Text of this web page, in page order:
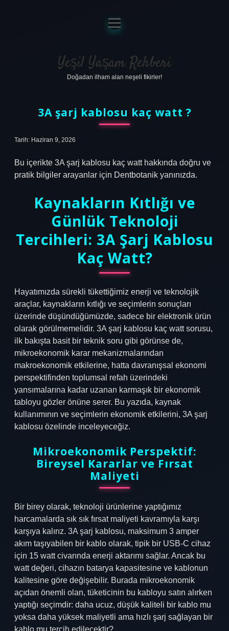
Anasayfa
Gizlilik Politikası
Yasal Uyarı
menüyü
aç
Yeşil Yaşam Rehberi
Doğadan ilham alan neşeli fikirler!
3A şarj kablosu kaç watt ?
Tarih: Haziran 9, 2026
Bu içerikte 3A şarj kablosu kaç watt hakkında doğru ve
pratik bilgiler arayanlar için Dentbotanik yanınızda.
Kaynakların Kıtlığı ve
Günlük Teknoloji
Tercihleri: 3A Şarj Kablosu
Kaç Watt?
Hayatımızda sürekli tükettiğimiz enerji ve teknolojik
araçlar, kaynakların kıtlığı ve seçimlerin sonuçları
üzerinde düşündüğümüzde, sadece bir elektronik ürün
olarak görülmemelidir. 3A şarj kablosu kaç watt sorusu,
ilk bakışta basit bir teknik soru gibi görünse de,
mikroekonomik karar mekanizmalarından
makroekonomik etkilerine, hatta davranışsal ekonomi
perspektifinden toplumsal refah üzerindeki
yansımalarına kadar uzanan karmaşık bir ekonomik
tabloyu gözler önüne serer. Bu yazıda, kaynak
kullanımının ve seçimlerin ekonomik etkilerini, 3A şarj
kablosu özelinde inceleyeceğiz.
Mikroekonomik Perspektif:
Bireysel Kararlar ve Fırsat
Maliyeti
Bir birey olarak, teknoloji ürünlerine yaptığımız
harcamalarda sık sık fırsat maliyeti kavramıyla karşı
karşıya kalırız. 3A şarj kablosu, maksimum 3 amper
akım taşıyabilen bir kablo olarak, tipik bir USB-C cihaz
için 15 watt civarında enerji aktarımı sağlar. Ancak bu
watt değeri, cihazın batarya kapasitesine ve kablonun
kalitesine göre değişebilir. Burada mikroekonomik
açıdan önemli olan, tüketicinin bu kabloyu satın alırken
yaptığı seçimdir: daha ucuz, düşük kaliteli bir kablo mu
yoksa daha yüksek maliyetli ama hızlı şarj sağlayan bir
kablo mu tercih edilecektir?